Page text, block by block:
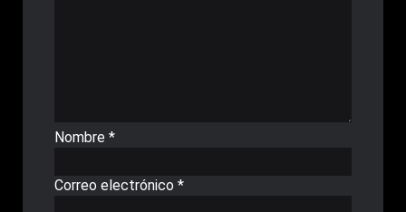
Nombre *
Correo electrónico *